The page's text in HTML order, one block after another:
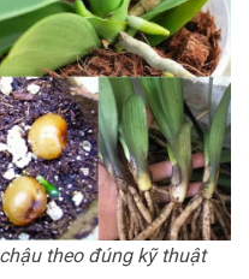
theo đúng kỹ thuật